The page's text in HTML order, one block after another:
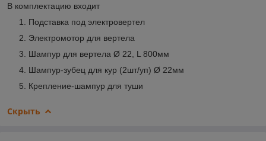
В комплектацию входит
Подставка под электровертел
Электромотор для вертела
Шампур для вертела Ø 22, L 800мм
Шампур-зубец для кур (2шт/уп) Ø 22мм
Крепление-шампур для туши
Скрыть